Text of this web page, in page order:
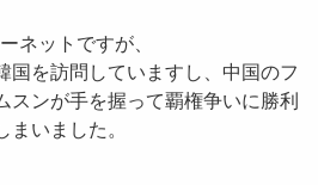
ネットですが、
国を訪問していますし、中国のフ
スンが手を握って覇権争いに勝利
いました。